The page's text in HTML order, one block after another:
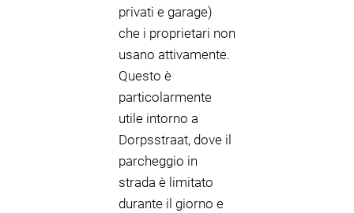
privati e garage)
che i proprietari non
usano attivamente.
Questo è
particolarmente
utile intorno a
Dorpsstraat, dove il
parcheggio in
strada è limitato
durante il giorno e